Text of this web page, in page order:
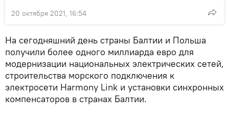
20 октября 2021, 16:54
На сегодняшний день страны Балтии и Польша
получили более одного миллиарда евро для
модернизации национальных электрических сетей,
строительства морского подключения к
электросети Harmony Link и установки синхронных
компенсаторов в странах Балтии.